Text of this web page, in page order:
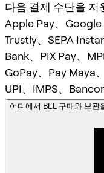
다음 결제 수단을 지
Apple Pay、Google
Trustly、SEPA
Bank、PIX Pay、
GoPay、Pay Maya
UPI、IMPS、
어디에서 BEL 구매와 보관